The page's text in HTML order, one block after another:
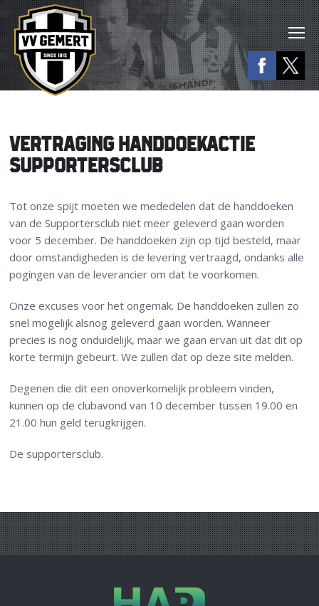
VERTRAGING HANDDOEKACTIE
SUPPORTERSCLUB
Tot onze spijt moeten we mededelen dat de handdoeken
van de Supportersclub niet meer geleverd gaan worden
voor 5 december. De handdoeken zijn op tijd besteld, maar
door omstandigheden is de levering vertraagd, ondanks alle
pogingen van de leverancier om dat te voorkomen.
Onze excuses voor het ongemak. De handdoeken zullen zo
snel mogelijk alsnog geleverd gaan worden. Wanneer
precies is nog onduidelijk, maar we gaan ervan uit dat dit op
korte termijn gebeurt. We zullen dat op deze site melden.
Degenen die dit een onoverkomelijk probleem vinden,
kunnen op de clubavond van 10 december tussen 19.00 en
21.00 hun geld terugkrijgen.
De supportersclub.